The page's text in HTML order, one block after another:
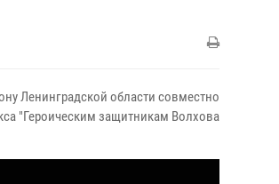
Ленинградской области совместно
"Героическим защитникам Волхова